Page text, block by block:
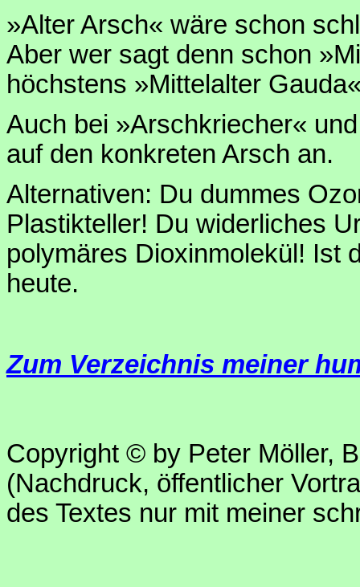
»Alter Arsch« wäre schon
Aber wer sagt denn schon
höchstens »Mittelalter
Auch bei »Arschkriecher«
auf den konkreten Arsch an.
Alternativen: Du dummes
Plastikteller! Du widerliches
polymäres Dioxinmolekül! Ist
heute.
Zum Verzeichnis meiner
Copyright © by Peter Möller,
(Nachdruck, öffentlicher
des Textes nur mit meiner